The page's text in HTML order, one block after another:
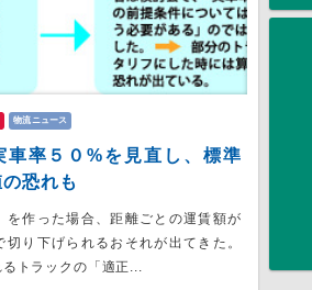
物流ニュース
率５０%を見直し、標準
恐れも
を作った場合、距離ごとの運賃額が
り下げられるおそれが出てきた。
トラックの「適正...